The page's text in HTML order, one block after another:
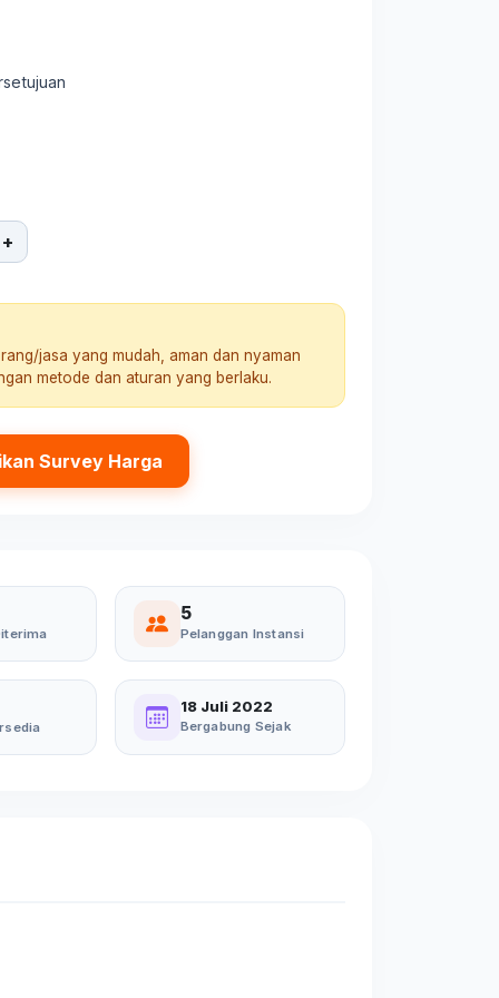
+
jasa yang mudah, aman dan nyaman
metode dan aturan yang berlaku.
Survey Harga
5
Pelanggan Instansi
18 Juli 2022
Bergabung Sejak